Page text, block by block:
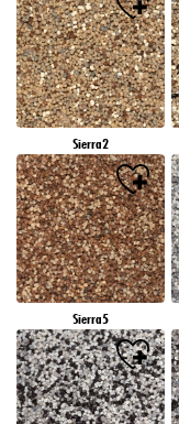
Sierra2
Sierra5